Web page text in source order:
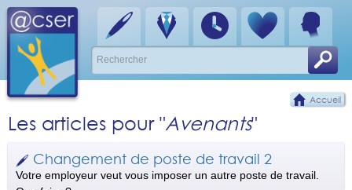
Accueil
Les articles pour "Avenants"
Changement de poste de travail 2
Votre employeur veut vous imposer un autre poste de travail.